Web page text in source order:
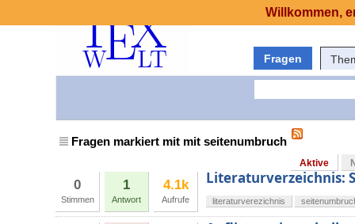
Fragen
Fragen markiert mit mit seitenumbruch
Aktive
0
Stimmen
1
Antwort
4.1k
Aufrufe
Literaturverzeichnis:
literaturverezichnis
Willkommen,